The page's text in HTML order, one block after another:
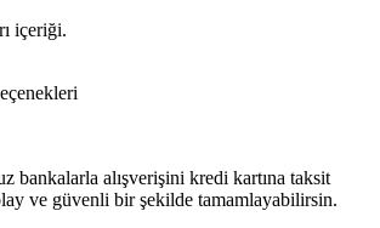
içeriği.
bankalarla alışverişini kredi kartına taksit
ve güvenli bir şekilde tamamlayabilirsin.